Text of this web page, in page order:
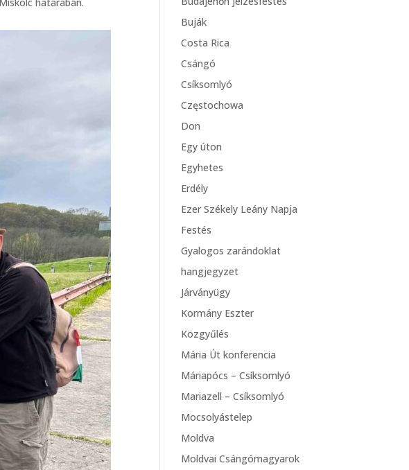
Buják
Costa Rica
Csángó
Csíksomlyó
Częstochowa
Don
Egy úton
Egyhetes
Erdély
Ezer Székely Leány Napja
Festés
Gyalogos zarándoklat
hangjegyzet
Járványügy
Kormány Eszter
Közgyűlés
Mária Út konferencia
Máriapócs – Csíksomlyó
Mariazell – Csíksomlyó
Mocsolyástelep
Moldva
Moldvai Csángómagyarok